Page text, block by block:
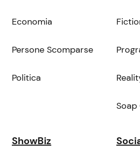
Economia
Persone Scomparse
Politica
Soap
ShowBiz